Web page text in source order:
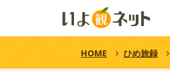
HOME ひめ旅録